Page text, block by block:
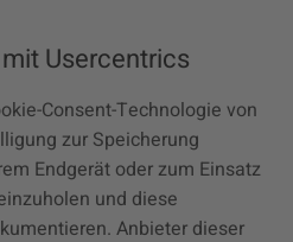
Usercentrics
Consent-Technologie von
zur Speicherung
Endgerät oder zum Einsatz
und diese
Anbieter dieser